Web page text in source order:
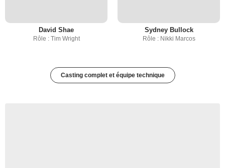
David Shae
Rôle : Tim Wright
Sydney Bullock
Rôle : Nikki Marcos
Casting complet et équipe technique